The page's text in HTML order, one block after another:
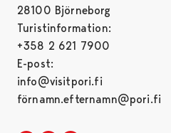
28100 Björneborg
Turistinformation:
+358 2 621 7900
E-post:
info@visitpori.fi
förnamn.efternamn@pori.fi